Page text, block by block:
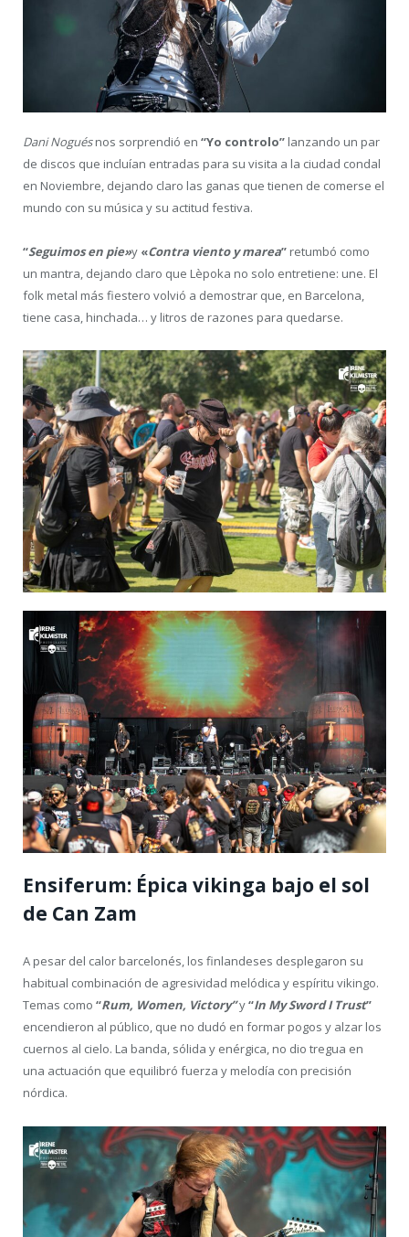
Dani Noguésnos sorprendió en “Yo controlo” lanzando un par
de discos que incluían entradas para su visita a la ciudad condal
en Noviembre, dejando claro las ganas que tienen de comerse el
mundo con su música y su actitud festiva.
“Seguimos en pie»y «Contra viento y marea” retumbó como
un mantra, dejando claro que Lèpoka no solo entretiene: une. El
folk metal más fiestero volvió a demostrar que, en Barcelona,
tiene casa, hinchada… y litros de razones para quedarse.
Ensiferum: Épica vikinga bajo el sol
de Can Zam
A pesar del calor barcelonés, los finlandeses desplegaron su
habitual combinación de agresividad melódica y espíritu vikingo.
Temas como “Rum, Women, Victory”y“In My Sword I Trust”
encendieron al público, que no dudó en formar pogos y alzar los
cuernos al cielo. La banda, sólida y enérgica, no dio tregua en
una actuación que equilibró fuerza y melodía con precisión
nórdica.